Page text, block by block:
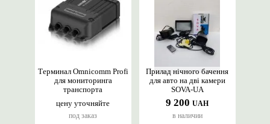
цену уточняйте
под заказ
Терминал Omnicomm Profi
для мониторинга
транспорта
9 200 UAH
в наличии
Прилад нічного бачення
для авто на дві камери
SOVA-UA